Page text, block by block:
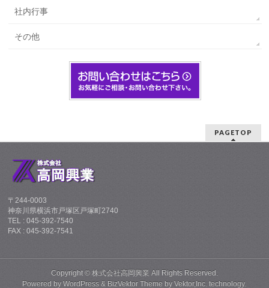
社内行事
その他
PAGETOP
〒244-0003
神奈川県横浜市戸塚区戸塚町2740
TEL : 045-392-7540
FAX : 045-392-7541
Copyright © 株式会社高岡興業All Rights Reserved.
Powered byWordPress & BizVektor Theme byVektor,Inc. technology.